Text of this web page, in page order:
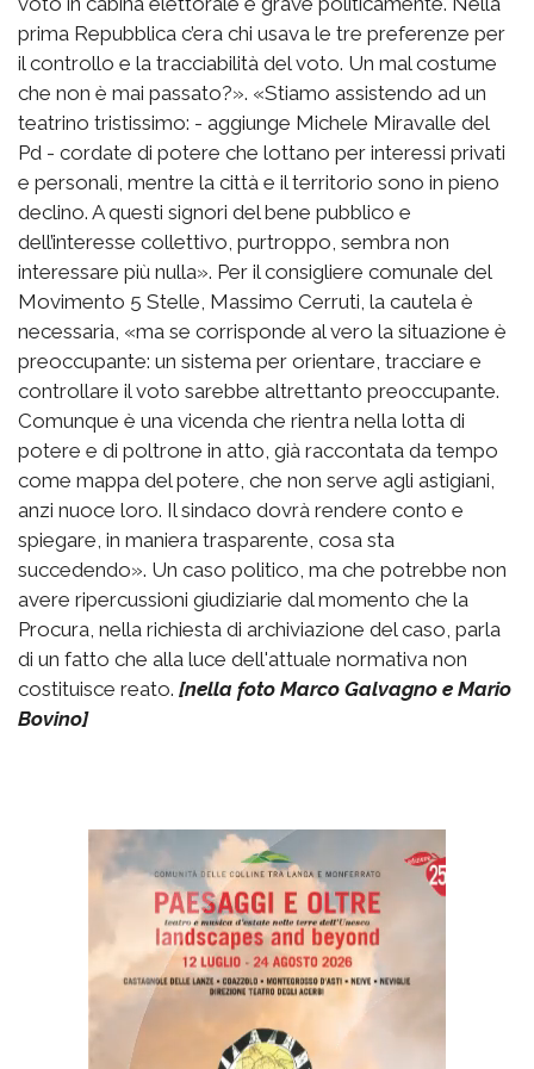
prima Repubblica c’era chi usava le tre preferenze per
il controllo e la tracciabilità del voto. Un mal costume
che non è mai passato?». «Stiamo assistendo ad un
teatrino tristissimo: - aggiunge Michele Miravalle del
Pd - cordate di potere che lottano per interessi privati
e personali, mentre la città e il territorio sono in pieno
declino. A questi signori del bene pubblico e
dell’interesse collettivo, purtroppo, sembra non
interessare più nulla». Per il consigliere comunale del
Movimento 5 Stelle, Massimo Cerruti, la cautela è
necessaria, «ma se corrisponde al vero la situazione è
preoccupante: un sistema per orientare, tracciare e
controllare il voto sarebbe altrettanto preoccupante.
Comunque è una vicenda che rientra nella lotta di
potere e di poltrone in atto, già raccontata da tempo
come mappa del potere, che non serve agli astigiani,
anzi nuoce loro. Il sindaco dovrà rendere conto e
spiegare, in maniera trasparente, cosa sta
succedendo». Un caso politico, ma che potrebbe non
avere ripercussioni giudiziarie dal momento che la
Procura, nella richiesta di archiviazione del caso, parla
di un fatto che alla luce dell'attuale normativa non
costituisce reato. [nella foto Marco Galvagno e Mario
Bovino]